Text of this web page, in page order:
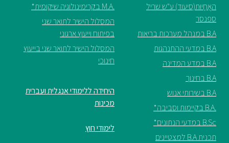
האֲחָיוּת(סיעוד) ע"ש שריל
ספנסר
B.A במנהל מערכות בריאות
B.A במדעי ההתנהגות
B.A במדע המדינה
B.A בחינוך
B.A בשירותי אנוש
.B.A בקיימות וסביבה*
B.Sc במדעי הנתונים*
תכנית B.A למצטיינים
.M.A בקרימינולוגיה שיקומית*
המסלול הישיר לתואר שני
בפיתוח וייעוץ ארגוני
המסלול הישיר לתואר שני בייעוץ
חינוכי
היחידה ללימודי אנגלית ועברית
מכינות
לימודי חוץ